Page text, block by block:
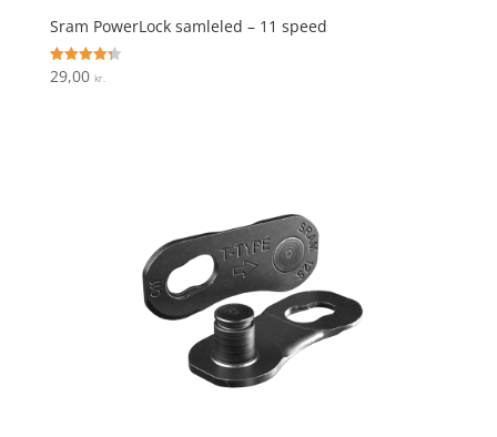
Sram PowerLock samleled – 11 speed
Vurderet
4.3
29,00 kr.